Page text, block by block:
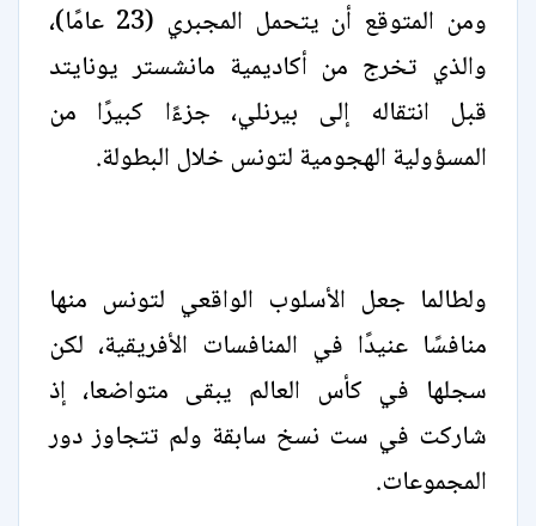
ومن المتوقع أن يتحمل المجبري (23 عامًا)،
والذي تخرج من أكاديمية مانشستر يونايتد
قبل انتقاله إلى بيرنلي، جزءًا كبيرًا من
المسؤولية الهجومية لتونس خلال البطولة.
ولطالما جعل الأسلوب الواقعي لتونس منها
منافسًا عنيدًا في المنافسات الأفريقية، لكن
سجلها في كأس العالم يبقى متواضعا، إذ
شاركت في ست نسخ سابقة ولم تتجاوز دور
المجموعات.